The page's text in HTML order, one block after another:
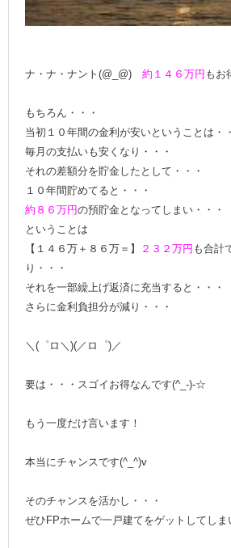
ナ・ナ・ナント(@_@) 約１４６万円 もお
もちろん・・・
当初１０年間の金利が安いということは・
毎月の支払いも安くなり・・・
それの差額分を貯金したとして・・・
１０年間貯めてると・・・
約８６万円の預貯金となってしまい・・・
ということは
【１４６万＋８６万＝】
２３２万円 も合計
り・・・
それを一部繰上げ返済に充当すると・・・
さらに金利負担分が減り・・・
＼(゜ロ＼)(／ロ゜)／
要は・・・スゴイお得なんです(^_-)-☆
もう一度だけ言います！
本当にチャンスです(^_^)v
そのチャンスを活かし・・・
ぜひFPホームで一戸建てをゲットしてしま